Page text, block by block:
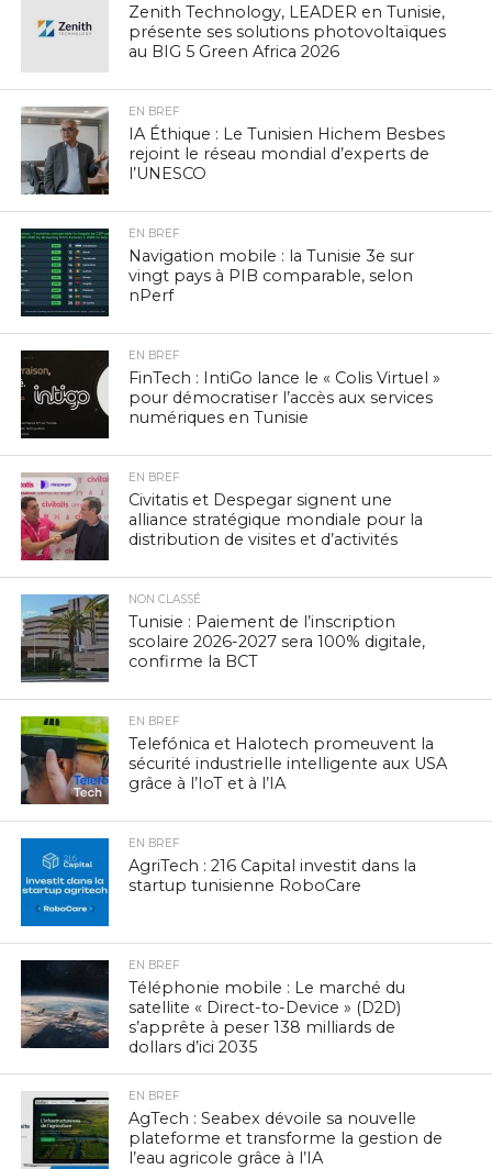
Zenith Technology, LEADER en Tunisie,
présente ses solutions photovoltaïques
au BIG 5 Green Africa 2026
EN BREF
IA Éthique : Le Tunisien Hichem Besbes
rejoint le réseau mondial d’experts de
l’UNESCO
EN BREF
Navigation mobile : la Tunisie 3e sur
vingt pays à PIB comparable, selon
nPerf
EN BREF
FinTech : IntiGo lance le « Colis Virtuel »
pour démocratiser l’accès aux services
numériques en Tunisie
EN BREF
Civitatis et Despegar signent une
alliance stratégique mondiale pour la
distribution de visites et d’activités
NON CLASSÉ
Tunisie : Paiement de l’inscription
scolaire 2026-2027 sera 100% digitale,
confirme la BCT
EN BREF
Telefónica et Halotech promeuvent la
sécurité industrielle intelligente aux USA
grâce à l’IoT et à l’IA
EN BREF
AgriTech : 216 Capital investit dans la
startup tunisienne RoboCare
EN BREF
Téléphonie mobile : Le marché du
satellite « Direct-to-Device » (D2D)
s’apprête à peser 138 milliards de
dollars d’ici 2035
EN BREF
AgTech : Seabex dévoile sa nouvelle
plateforme et transforme la gestion de
l’eau agricole grâce à l’IA